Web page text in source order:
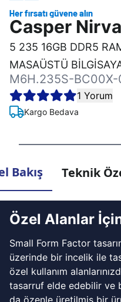
Casper
5 235 16GB DDR5
MASAÜSTÜ
M6H.235S-
1 Yorum
Kargo Bedava
Bakış Teknik
Özel Alanlar
Small Form Factor
üzerinde bir incelik ile
özel kullanım
tasarruf elde edebilir ve
da özenle üretilmiş bir